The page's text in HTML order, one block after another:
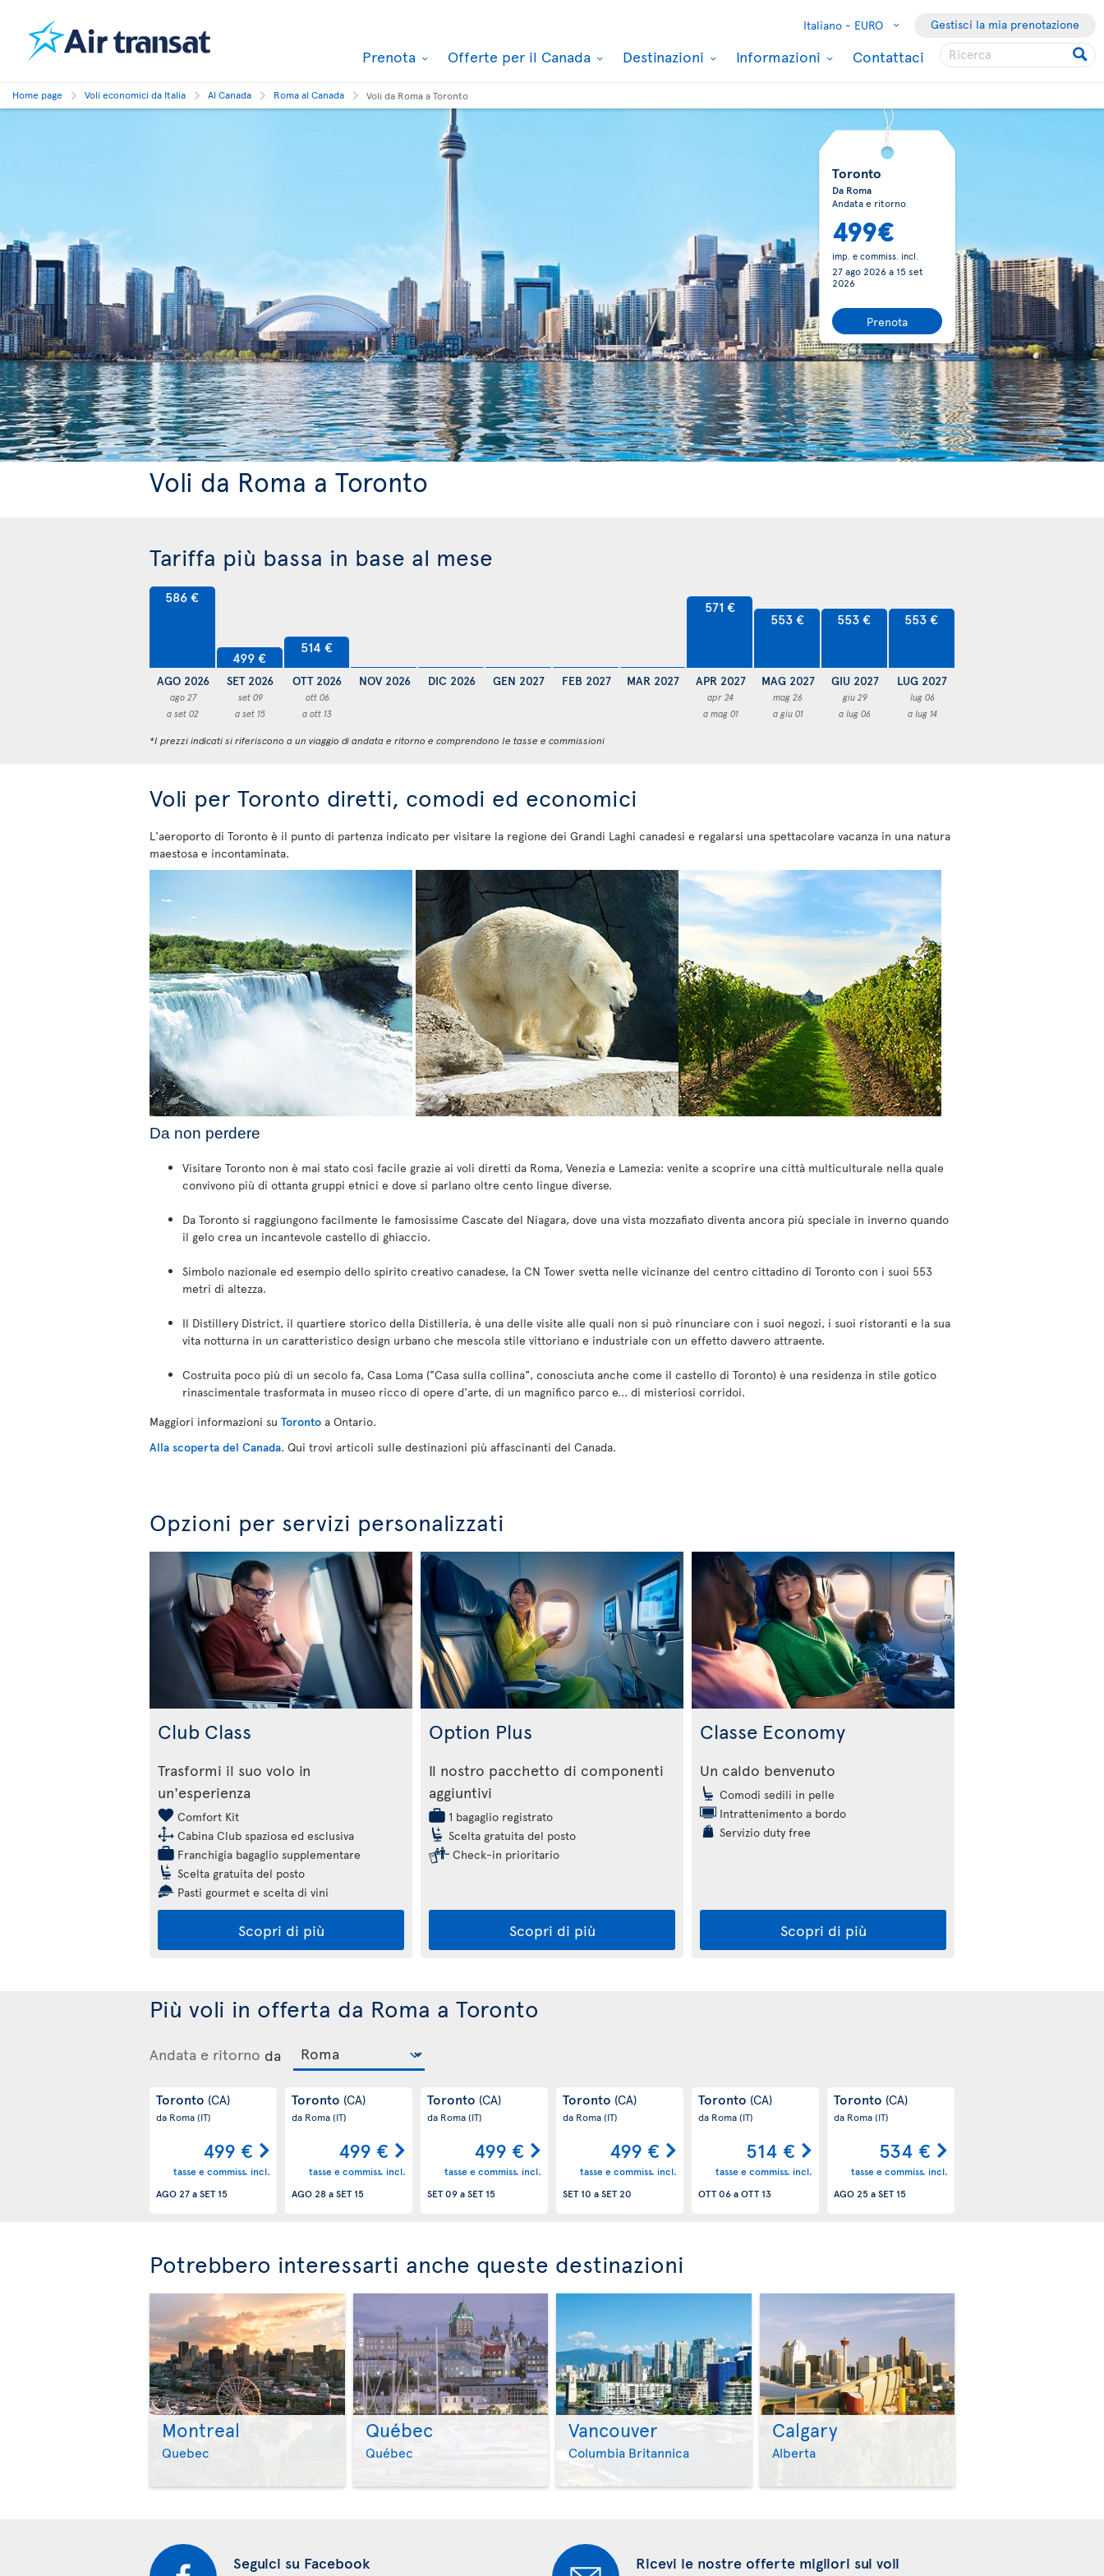
Italiano - EURO Gestisci la mia prenotazione
Prenota Offerte per il Canada Destinazioni Informazioni Contattaci
Home page Voli economici da Italia Al Canada Roma al Canada Voli da Roma a Toronto
Toronto
Da Roma
Andata e ritorno
499€
imp. e commiss. incl.
27 ago 2026a 15 set
2026
Prenota
Voli da Roma a Toronto
Tariffa più bassa in base al mese
586 €
AGO 2026
ago 27
a set 02
499 €
SET 2026
set 09
a set 15
514 €
OTT 2026
ott 06
a ott 13
NOV 2026 DIC 2026 GEN 2027 FEB 2027 MAR 2027
571 €
APR 2027
apr 24
a mag 01
553 €
MAG 2027
mag 26
a giu 01
553 €
GIU 2027
giu 29
a lug 06
553 €
LUG 2027
lug 06
a lug 14
*I prezzi indicati si riferiscono a un viaggio di andata e ritorno e comprendono le tasse e commissioni
Voli per Toronto diretti, comodi ed economici
L'aeroporto di Toronto è il punto di partenza indicato per visitare la regione dei Grandi Laghi canadesi e regalarsi una spettacolare vacanza in una natura
maestosa e incontaminata.
Da non perdere
Visitare Toronto non è mai stato così facile grazie ai voli diretti da Roma, Venezia e Lamezia: venite a scoprire una città multiculturale nella quale
convivono più di ottanta gruppi etnici e dove si parlano oltre cento lingue diverse.
Da Toronto si raggiungono facilmente le famosissime Cascate del Niagara, dove una vista mozzafiato diventa ancora più speciale in inverno quando
il gelo crea un incantevole castello di ghiaccio.
Simbolo nazionale ed esempio dello spirito creativo canadese, la CN Tower svetta nelle vicinanze del centro cittadino di Toronto con i suoi 553
metri di altezza.
Il Distillery District, il quartiere storico della Distilleria, è una delle visite alle quali non si può rinunciare con i suoi negozi, i suoi ristoranti e la sua
vita notturna in un caratteristico design urbano che mescola stile vittoriano e industriale con un effetto davvero attraente.
Costruita poco più di un secolo fa, Casa Loma ("Casa sulla collina", conosciuta anche come il castello di Toronto) è una residenza in stile gotico
rinascimentale trasformata in museo ricco di opere d'arte, di un magnifico parco e... di misteriosi corridoi.
Maggiori informazioni su Toronto a Ontario.
Alla scoperta del Canada. Qui trovi articoli sulle destinazioni più affascinanti del Canada.
Opzioni per servizi personalizzati
Club Class
Trasformi il suo volo in
un'esperienza
Comfort Kit
Cabina Club spaziosa ed esclusiva
Franchigia bagaglio supplementare
Scelta gratuita del posto
Pasti gourmet e scelta di vini
Scopri di più
Option Plus
Il nostro pacchetto di componenti
aggiuntivi
1 bagaglio registrato
Scelta gratuita del posto
Check-in prioritario
Scopri di più
Classe Economy
Un caldo benvenuto
Comodi sedili in pelle
Intrattenimento a bordo
Servizio duty free
Scopri di più
Più voli in offerta da Roma a Toronto
Andata e ritorno da
Toronto (CA)
da Roma(IT)
499 €
tasse e commiss. incl.
AGO 27aSET 15
Toronto (CA)
da Roma(IT)
499 €
tasse e commiss. incl.
AGO 28aSET 15
Toronto (CA)
da Roma(IT)
499 €
tasse e commiss. incl.
SET 09aSET 15
Toronto (CA)
da Roma(IT)
499 €
tasse e commiss. incl.
SET 10 aSET 20
Toronto (CA)
da Roma(IT)
514 €
tasse e commiss. incl.
OTT 06aOTT 13
Toronto (CA)
da Roma(IT)
534 €
tasse e commiss. incl.
AGO 25aSET 15
Potrebbero interessarti anche queste destinazioni
Montreal
Quebec >
Québec
Québec >
Vancouver
Columbia Britannica >
Calgary
Alberta
Seguici su Facebook Ricevi le nostre offerte migliori sui voli